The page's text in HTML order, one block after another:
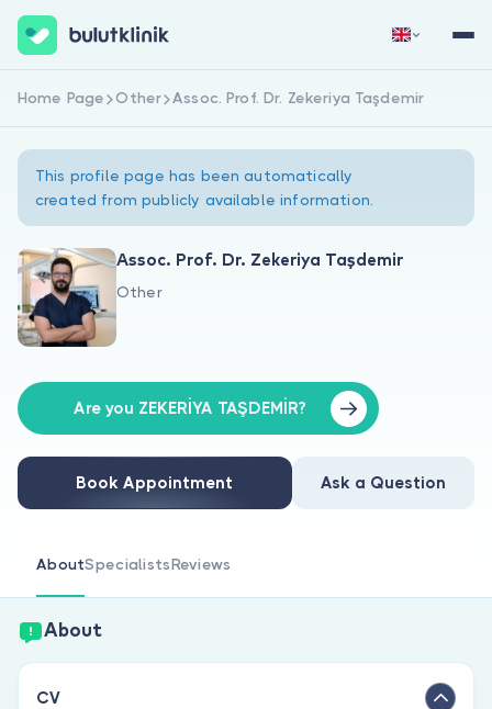
About Us
For Doctors
Are you a doctor?
Sign Up Now Sign In
Home Page Other Assoc. Prof. Dr. Zekeriya Taşdemir
This profile page has been automatically
created from publicly available information.
Assoc. Prof. Dr. Zekeriya Taşdemir
Other
Are you ZEKERİYA TAŞDEMİR?
Book Appointment Ask a Question
AboutSpecialistsReviews
About
CV